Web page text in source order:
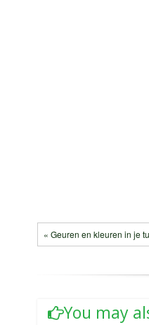
« Geuren en kleuren in je
You may